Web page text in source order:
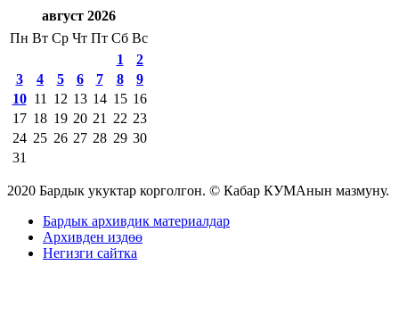
август 2026
Пн Вт Ср Чт Пт Сб Вс
1
2
3
4 5 6 7 8
9
10 11 12 13 14 15 16
17 18 19 20 21 22 23
24 25 26 27 28 29 30
31
2020 Бардык укуктар корголгон. © Кабар КУМАнын мазмуну.
Бардык архивдик материалдар
Архивден издөө
Негизги сайтка